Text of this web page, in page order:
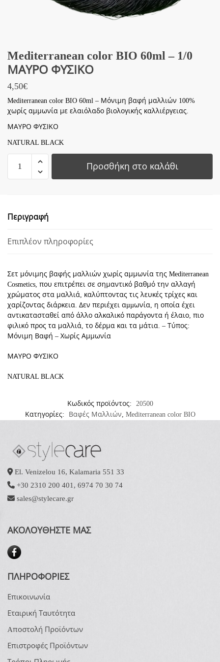
Mediterranean color BIO 60ml – 1/0
ΜΑΥΡΟ ΦΥΣΙΚΟ
4,50€
Mediterranean color BIO 60ml – Μόνιμη βαφή μαλλιών 100%
χωρίς αμμωνία με ελαιόλαδο βιολογικής καλλιέργειας.
ΜΑΥΡΟ ΦΥΣΙΚΟ
NATURAL BLACK
Mediterranean
color
1/0
ΦΥΣΙΚΟ
Προσθήκη στο καλάθι
Περιγραφή
Επιπλέον πληροφορίες
Σετ μόνιμης βαφής μαλλιών χωρίς αμμωνία της Mediterranean
Cosmetics, που επιτρέπει σε σημαντικό βαθμό την αλλαγή
χρώματος στα μαλλιά, καλύπτοντας τις λευκές τρίχες και
χαρίζοντας διάρκεια. Δεν περιέχει αµµωνία, η οποία έχει
αντικατασταθεί από άλλο αλκαλικό παράγοντα ή έλαιο, πιο
φιλικό προς τα μαλλιά, το δέρμα και τα μάτια. – Τύπος:
Μόνιμη Βαφή – Χωρίς Αμμωνία
ΜΑΥΡΟ ΦΥΣΙΚΟ
NATURAL BLACK
Κωδικός προϊόντος:
20500
Κατηγορίες:
Βαφές Μαλλιών, Mediterranean color BIO
El. Venizelou 16, Kalamaria 551 33
+30 2310 200 401 , 6974 70 30 74
sales@stylecare.gr
ΑΚΟΛΟΥΘΗΣΤΕ ΜΑΣ
ΠΛΗΡΟΦΟΡΙΕΣ
Επικοινωνία
Εταιρική Ταυτότητα
Aποστολή Προϊόντων
Επιστροφές Προϊόντων